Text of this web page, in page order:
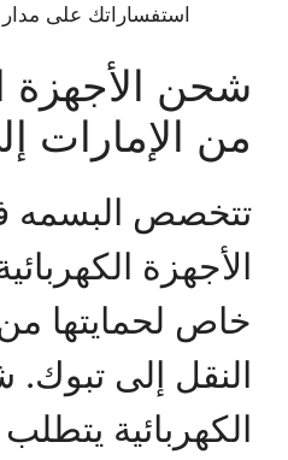
استفساراتك على
شحن الأجهزة
من الإمارات
تتخصص
الأجهزة
خاص لحمايتها من
النقل إلى
الكهربائية